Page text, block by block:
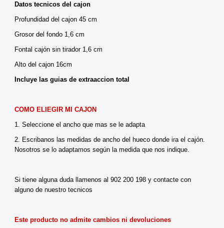
Datos tecnicos del cajon
Profundidad del cajon 45 cm
Grosor del fondo 1,6 cm
Fontal cajón sin tirador 1,6 cm
Alto del cajon 16cm
Incluye las guias de extraaccion total
COMO ELIEGIR MI CAJON
1. Seleccione el ancho que mas se le adapta
2. Escribanos las medidas de ancho del hueco donde ira el cajón.
Nosotros se lo adaptamos según la medida que nos indique.
Si tiene alguna duda llamenos al 902 200 198 y contacte con
alguno de nuestro tecnicos
Este producto no admite cambios ni devoluciones